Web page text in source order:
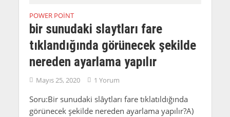
POWER POINT
bir sunudaki slaytları fare
tıklandığında görünecek şekilde
nereden ayarlama yapılır
Mayıs 25, 2020 1 Yorum
Soru:Bir sunudaki slâytları fare tıklatıldığında
görünecek şekilde nereden ayarlama yapılır?A)